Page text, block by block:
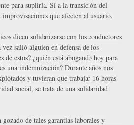
para suplirla. Sí a la transición del
que afecten al usuario.
dicen solidarizarse con los conductores
salió alguien en defensa de los
de estos? ¿quién está abogando hoy para
una indemnización? Durante años nos
y tuvieran que trabajar 16 horas
social, se trata de una solidaridad
de tales garantías laborales y